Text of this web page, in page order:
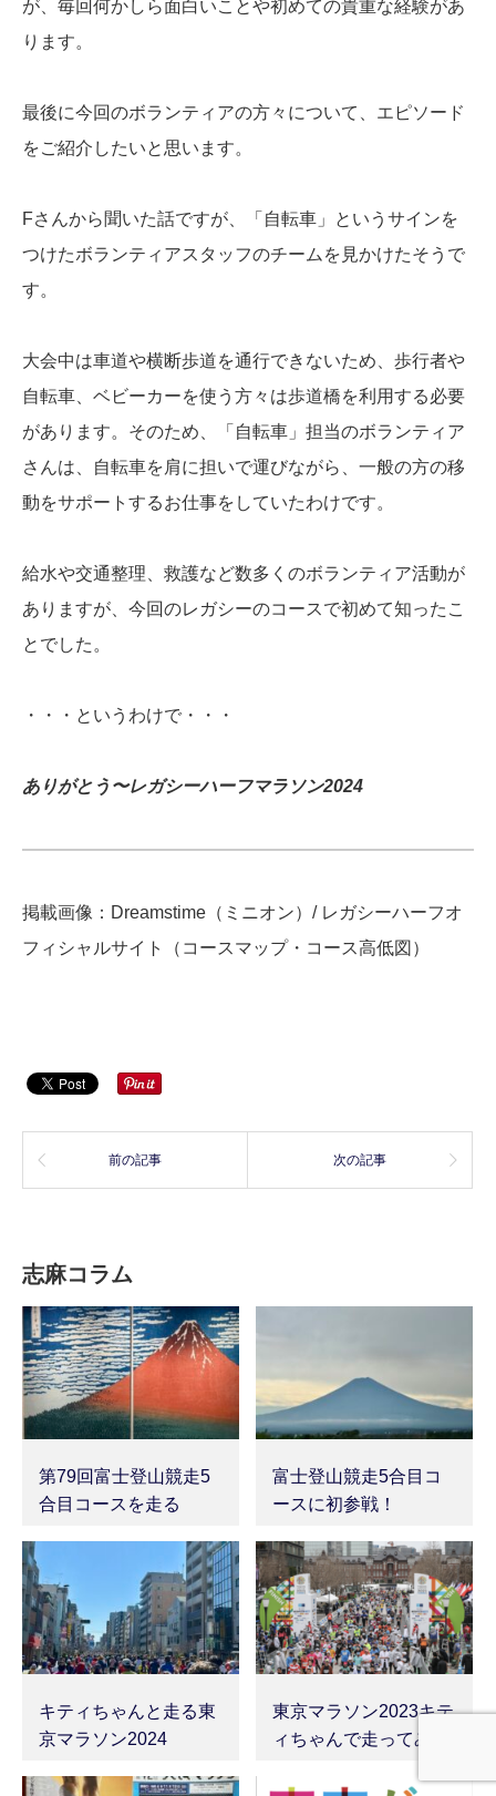
が、毎回何かしら面白いことや初めての貴重な経験があ
ります。
最後に今回のボランティアの方々について、エピソード
をご紹介したいと思います。
Fさんから聞いた話ですが、「自転車」というサインを
つけたボランティアスタッフのチームを見かけたそうで
す。
大会中は車道や横断歩道を通行できないため、歩行者や
自転車、ベビーカーを使う方々は歩道橋を利用する必要
があります。そのため、「自転車」担当のボランティア
さんは、自転車を肩に担いで運びながら、一般の方の移
動をサポートするお仕事をしていたわけです。
給水や交通整理、救護など数多くのボランティア活動が
ありますが、今回のレガシーのコースで初めて知ったこ
とでした。
・・・というわけで・・・
ありがとう〜レガシーハーフマラソン2024
掲載画像：Dreamstime（ミニオン）/ レガシーハーフオ
フィシャルサイト（コースマップ・コース高低図）
前の記事 次の記事
志麻コラム
第79回富士登山競走5
合目コースを走る
富士登山競走5合目コ
ースに初参戦！
キティちゃんと走る東
京マラソン2024
東京マラソン2023キテ
ィちゃんで走ってみた